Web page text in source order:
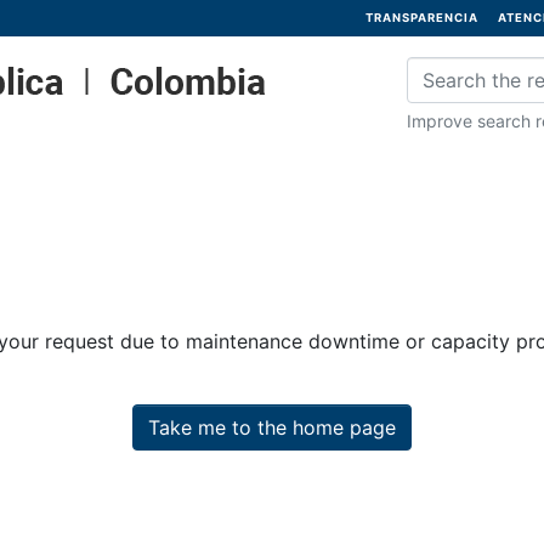
TRANSPARENCIA
Improve search
request due to maintenance downtime or capacity
Take me to the home page